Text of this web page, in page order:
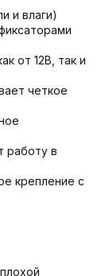
и влаги)
от 12В, так и
четкое
работу в
крепление с